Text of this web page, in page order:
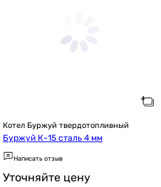
Котел Буржуй твердотопливный
Буржуй К-15 сталь 4 мм
Написать отзыв
Уточняйте цену